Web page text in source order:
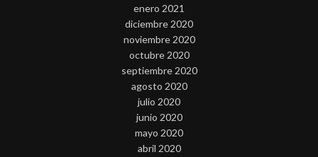
enero 2021
diciembre 2020
noviembre 2020
octubre 2020
septiembre 2020
agosto 2020
julio 2020
junio 2020
mayo 2020
abril 2020